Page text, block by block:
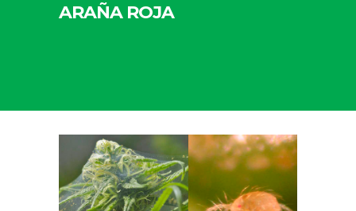
ARAÑA ROJA